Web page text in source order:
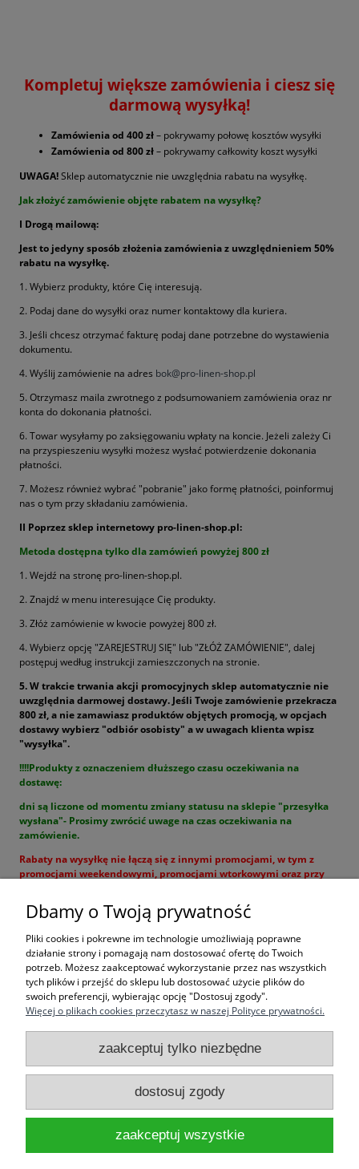
Kompletuj większe zamówienia i ciesz się
darmową wysyłką!
Zamówienia od 400 zł– pokrywamy połowę kosztów wysyłki
Zamówienia od 800 zł– pokrywamy całkowity koszt wysyłki
UWAGA!Sklep automatycznie nie uwzględnia rabatu na wysyłkę.
Jak złożyć zamówienie objęte rabatem na wysyłkę?
I Drogą mailową:
Jest to jedyny sposób złożenia zamówienia z uwzględnieniem 50%
rabatu na wysyłkę.
1. Wybierz produkty, które Cię interesują.
2. Podaj dane do wysyłki oraz numer kontaktowy dla kuriera.
3. Jeśli chcesz otrzymać fakturę podaj dane potrzebne do wystawienia
dokumentu.
4. Wyślij zamówienie na adres bok@pro-linen-shop.pl
5. Otrzymasz maila zwrotnego z podsumowaniem zamówienia oraz nr
konta do dokonania płatności.
6. Towar wysyłamy po zaksięgowaniu wpłaty na koncie. Jeżeli zależy Ci
na przyspieszeniu wysyłki możesz wysłać potwierdzenie dokonania
płatności.
7. Możesz również wybrać "pobranie" jako formę płatności, poinformuj
nas o tym przy składaniu zamówienia.
II Poprzez sklep internetowy pro-linen-shop.pl:
Metoda dostępna tylko dla zamówień powyżej 800 zł
1. Wejdź na stronę pro-linen-shop.pl.
2. Znajdź w menu interesujące Cię produkty.
3. Złóż zamówienie w kwocie powyżej 800 zł.
4. Wybierz opcję "ZAREJESTRUJ SIĘ" lub "ZŁÓŻ ZAMÓWIENIE", dalej
postępuj według instrukcji zamieszczonych na stronie.
5. W trakcie trwania akcji promocyjnych sklep automatycznie nie
uwzględnia darmowej dostawy. Jeśli Twoje zamówienie przekracza
800 zł, a nie zamawiasz produktów objętych promocją, w opcjach
dostawy wybierz "odbiór osobisty" a w uwagach klienta wpisz
"wysyłka".
!!!!Produkty z oznaczeniem dłuższego czasu oczekiwania na
dostawę:
dni są liczone od momentu zmiany statusu na sklepie "przesyłka
wysłana"- Prosimy zwrócić uwage na czas oczekiwania na
zamówienie.
Rabaty na wysyłkę nie łączą się z innymi promocjami, w tym z
promocjami weekendowymi, promocjami wtorkowymi oraz przy
Pomoc
Moje konto
Informacje
Dbamy o Twoją prywatność
Pliki cookies i pokrewne im technologie umożliwiają poprawne
działanie strony i pomagają nam dostosować ofertę do Twoich
potrzeb. Możesz zaakceptować wykorzystanie przez nas wszystkich
tych plików i przejść do sklepu lub dostosować użycie plików do
swoich preferencji, wybierając opcję "Dostosuj zgody".
Więcej o plikach cookies przeczytasz w naszej Polityce prywatności.
zaakceptuj tylko niezbędne
dostosuj zgody
zaakceptuj wszystkie